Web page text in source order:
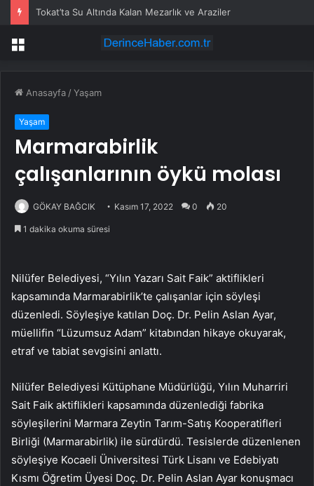
Tokat’ta Su Altında Kalan Mezarlık ve Araziler
Menü
Anasayfa /Yaşam
Yaşam
Marmarabirlik
çalışanlarının öykü molası
GÖKAY BAĞCIK Kasım 17, 2022 0 20
1 dakika okuma süresi
Nilüfer Belediyesi, “Yılın Yazarı Sait Faik” aktiflikleri
kapsamında Marmarabirlik’te çalışanlar için söyleşi
düzenledi. Söyleşiye katılan Doç. Dr. Pelin Aslan Ayar,
müellifin “Lüzumsuz Adam” kitabından hikaye okuyarak,
etraf ve tabiat sevgisini anlattı.
Nilüfer Belediyesi Kütüphane Müdürlüğü, Yılın Muharriri
Sait Faik aktiflikleri kapsamında düzenlediği fabrika
söyleşilerini Marmara Zeytin Tarım-Satış Kooperatifleri
Birliği (Marmarabirlik) ile sürdürdü. Tesislerde düzenlenen
söyleşiye Kocaeli Üniversitesi Türk Lisanı ve Edebiyatı
Kısmı Öğretim Üyesi Doç. Dr. Pelin Aslan Ayar konuşmacı